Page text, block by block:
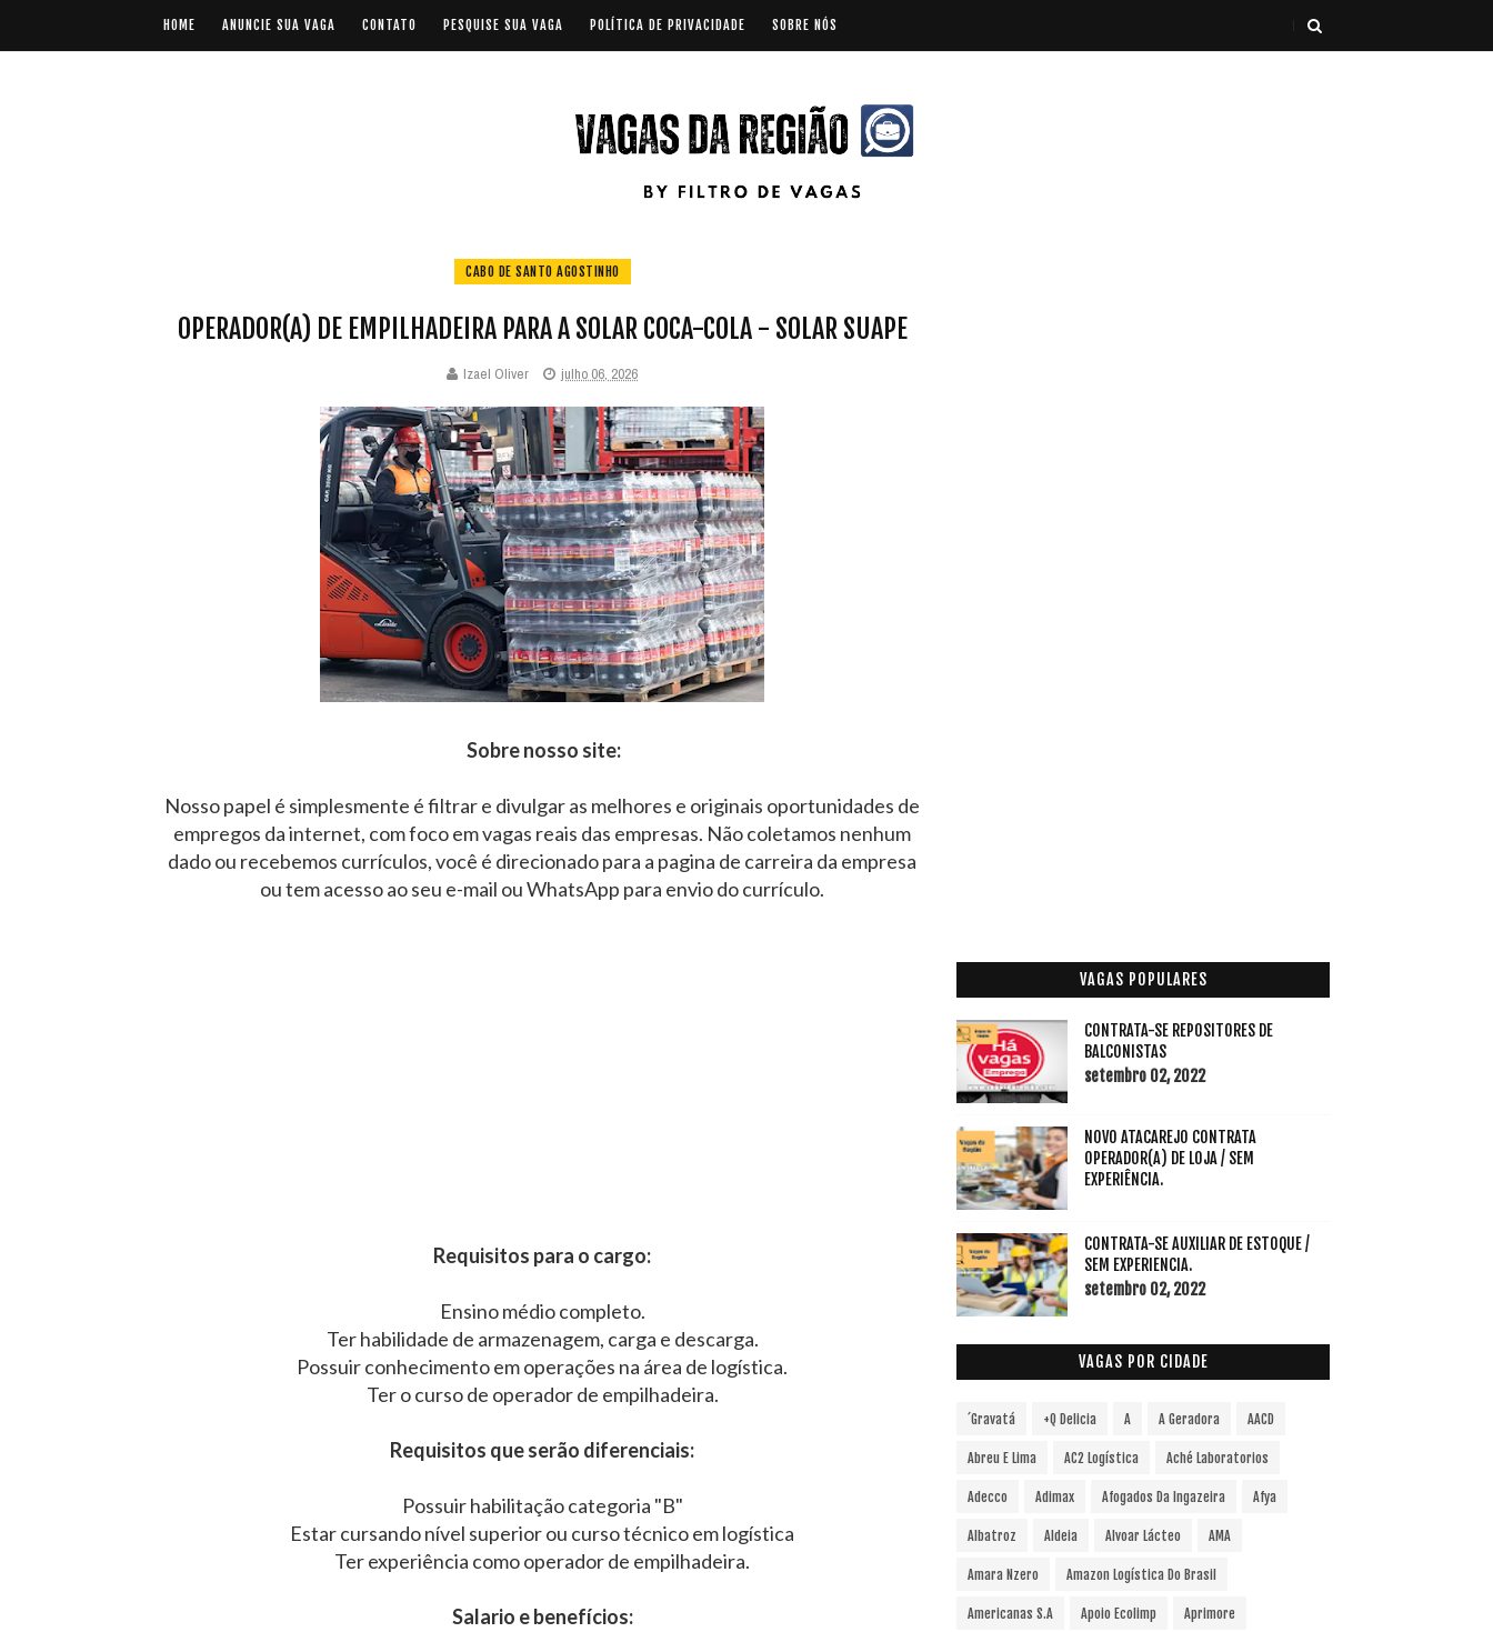
HOME ANUNCIE SUA VAGA CONTATO PESQUISE SUA VAGA POLÍTICA DE PRIVACIDADE SOBRE NÓS
CABO DE SANTO AGOSTINHO
OPERADOR(A) DE EMPILHADEIRA PARA A SOLAR COCA-COLA - SOLAR SUAPE
Izael Oliver julho 06, 2026
Sobre nosso site:
Nosso papel é simplesmente é filtrar e divulgar as melhores e originais oportunidades de
empregos da internet, com foco em vagas reais das empresas. Não coletamos nenhum
dado ou recebemos currículos, você é direcionado para a pagina de carreira da empresa
ou tem acesso ao seu e-mail ou WhatsApp para envio do currículo.
Requisitos para o cargo:
Ensino médio completo.
Ter habilidade de armazenagem, carga e descarga.
Possuir conhecimento em operações na área de logística.
Ter o curso de operador de empilhadeira.
Requisitos que serão diferenciais:
Possuir habilitação categoria "B"
Estar cursando nível superior ou curso técnico em logística
Ter experiência como operador de empilhadeira.
Salario e benefícios:
VAGAS POPULARES
CONTRATA-SE REPOSITORES DE
BALCONISTAS
setembro 02, 2022
NOVO ATACAREJO CONTRATA
OPERADOR(A) DE LOJA / SEM
EXPERIÊNCIA.
CONTRATA-SE AUXILIAR DE ESTOQUE /
SEM EXPERIENCIA.
setembro 02, 2022
VAGAS POR CIDADE
´Gravatá +Q Delicia A A Geradora AACD
Abreu E Lima AC2 Logística Aché Laboratorios
Adecco Adimax Afogados Da Ingazeira Afya
Albatroz Aldeia Alvoar Lácteo AMA
Amara Nzero Amazon Logística Do Brasil
Americanas S.A Apoio Ecolimp Aprimore